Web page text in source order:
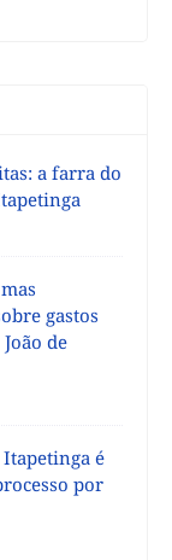
a farra do
gastos
de
Itapetinga é
por